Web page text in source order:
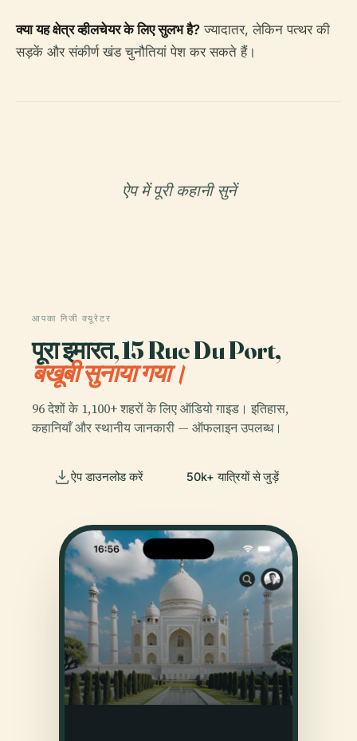
क्या यह क्षेत्र व्हीलचेयर के लिए सुलभ है? ज्यादातर, लेकिन पत्थर की
सड़कें और संकीर्ण खंड चुनौतियां पेश कर सकते हैं।
ऐप में पूरी कहानी सुनें
आपका निजी क्यूरेटर
पूरा इमारत, 15 Rue Du Port,
बखूबी सुनाया गया।
96 देशों के 1,100+ शहरों के लिए ऑडियो गाइड। इतिहास,
कहानियाँ और स्थानीय जानकारी — ऑफलाइन उपलब्ध।
ऐप डाउनलोड करें 50k+ यात्रियों से जुड़ें